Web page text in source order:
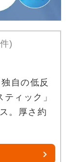
)
自の低反
ィック」
。厚さ約